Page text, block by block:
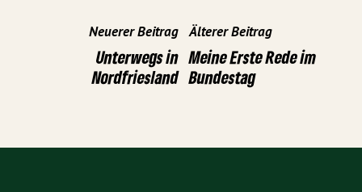
Neuerer Beitrag
Unterwegs in
Nordfriesland
Älterer Beitrag
Meine Erste Rede im
Bundestag